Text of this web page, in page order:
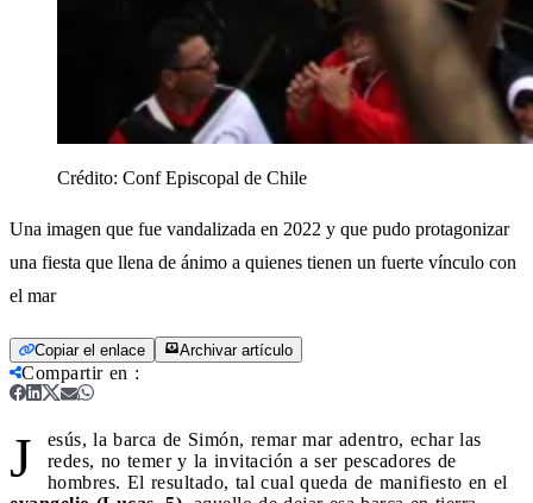
Crédito: Conf Episcopal de Chile
Una imagen que fue vandalizada en 2022 y que pudo protagonizar
una fiesta que llena de ánimo a quienes tienen un fuerte vínculo con
el mar
Copiar el enlace Archivar artículo
Compartir en :
J
esús, la barca de Simón, remar mar adentro, echar las
redes, no temer y la invitación a ser pescadores de
hombres. El resultado, tal cual queda de manifiesto en el